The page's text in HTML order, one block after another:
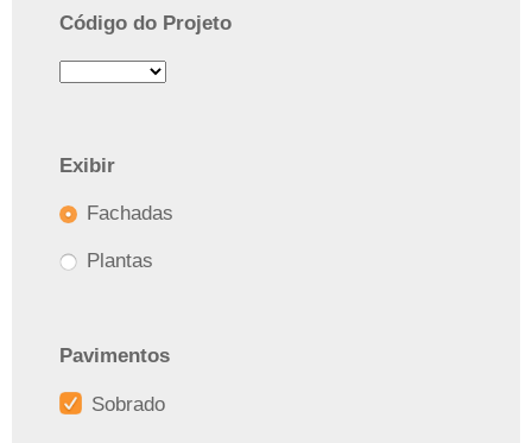
Código do Projeto
Exibir
Fachadas
Plantas
Pavimentos
Sobrado